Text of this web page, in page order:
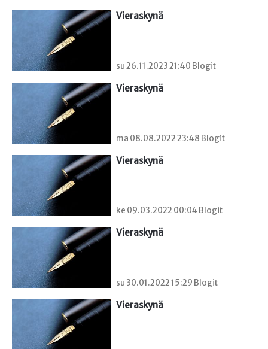
Vieraskynä
su 26.11.2023 21:40 Blogit
Vieraskynä
ma 08.08.2022 23:48 Blogit
Vieraskynä
ke 09.03.2022 00:04 Blogit
Vieraskynä
su 30.01.2022 15:29 Blogit
Vieraskynä